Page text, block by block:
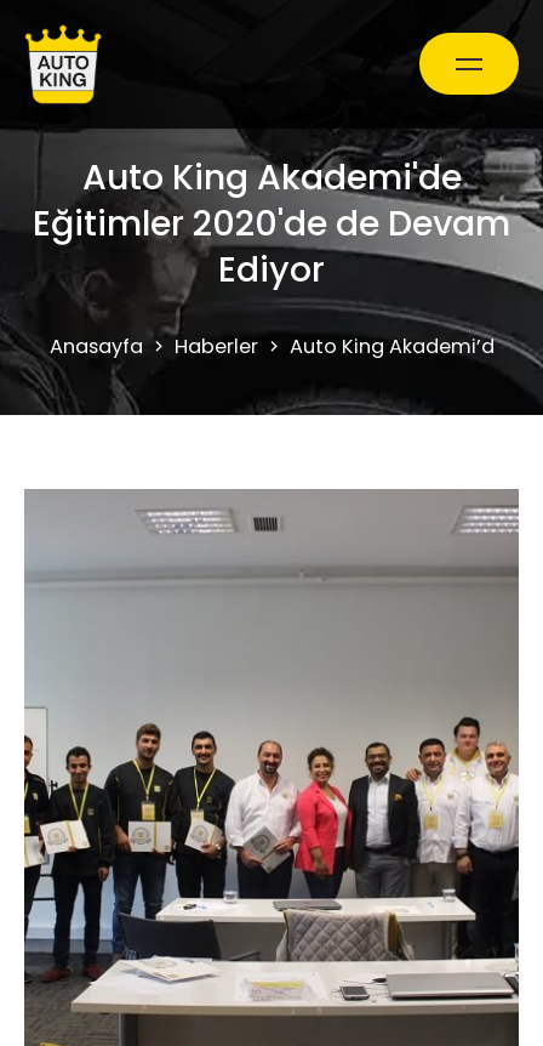
Araç Bakım ve Onarım
Oto Ekspertiz Hizmetleri
Kampanyalar
Randevu Al
Auto King Akademi'de
Eğitimler 2020'de de Devam
Ediyor
Anasayfa Haberler Auto King Akademi’de